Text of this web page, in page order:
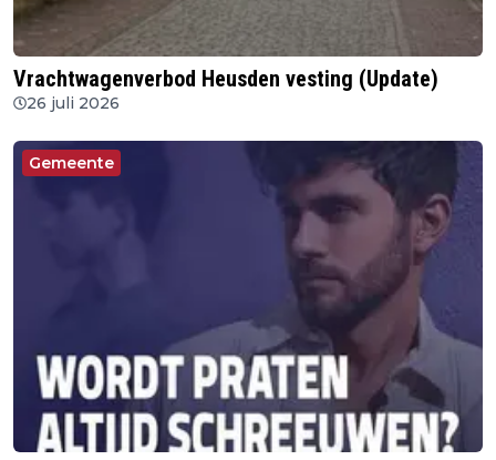
Vrachtwagenverbod Heusden vesting (Update)
26 juli 2026
Gemeente